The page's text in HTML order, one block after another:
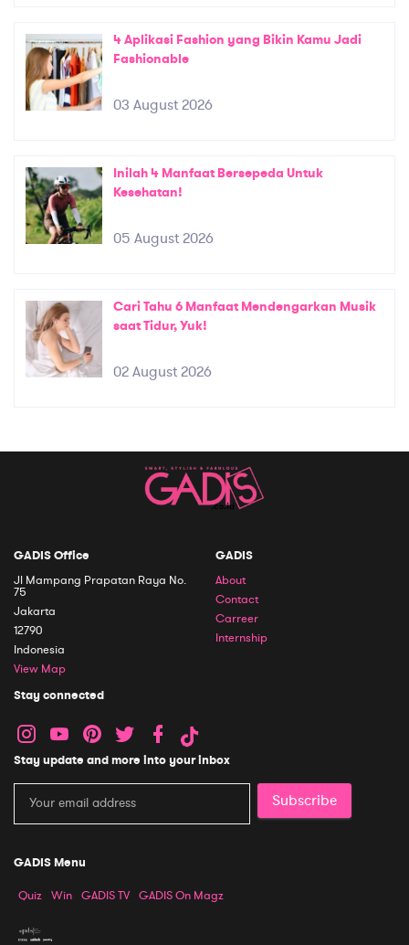
4 Aplikasi Fashion yang Bikin Kamu Jadi
Fashionable
03 August 2026
Inilah 4 Manfaat Bersepeda Untuk
Kesehatan!
05 August 2026
Cari Tahu 6 Manfaat Mendengarkan Musik
saat Tidur, Yuk!
02 August 2026
GADIS Office
Jl Mampang Prapatan Raya No.
75
Jakarta
12790
Indonesia
View Map
GADIS
About
Contact
Carreer
Internship
Stay connected
Stay update and more into your inbox
Subscribe
GADIS Menu
Quiz Win GADIS TV GADIS On Magz